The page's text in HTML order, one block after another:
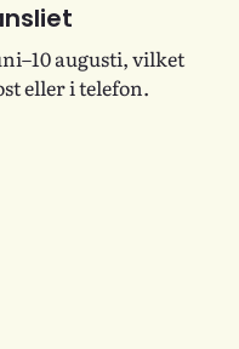
augusti, vilket
eller i telefon.